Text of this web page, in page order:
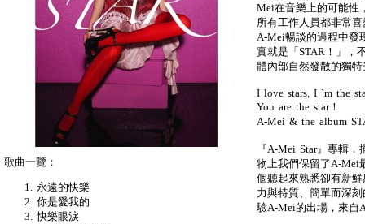
Mei在音樂上的可能性
所有工作人員都非常
A-Mei暢談的過程中發
實就是「STAR！」，
體內部自然發散的獨特
I love stars, I `m the
You are the star！
A-Mei & the album
『A-Mei Star』專輯
物上我們保留了A-Mei
個聽起來熟悉卻有新
力與特質、簡單而深
驗A-Mei的出場，來自
歌曲一覽：
永遠的快樂
你是愛我的
快樂眼淚